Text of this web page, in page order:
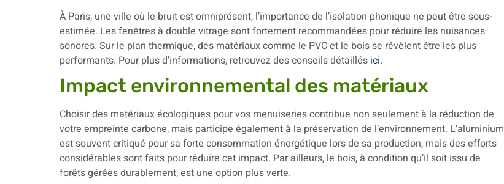
À Paris, une ville où le bruit est omniprésent, l’importance de l’isolation phonique ne peut être sous-
estimée. Les fenêtres à double vitrage sont fortement recommandées pour réduire les nuisances
sonores. Sur le plan thermique, des matériaux comme le PVC et le bois se révèlent être les plus
performants. Pour plus d’informations, retrouvez des conseils détaillés ici.
Impact environnemental des matériaux
Choisir des matériaux écologiques pour vos menuiseries contribue non seulement à la réduction de
votre empreinte carbone, mais participe également à la préservation de l’environnement. L’aluminium
est souvent critiqué pour sa forte consommation énergétique lors de sa production, mais des efforts
considérables sont faits pour réduire cet impact. Par ailleurs, le bois, à condition qu’il soit issu de
forêts gérées durablement, est une option plus verte.